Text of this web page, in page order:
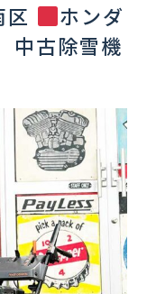
区
ホンダ
中古除雪機